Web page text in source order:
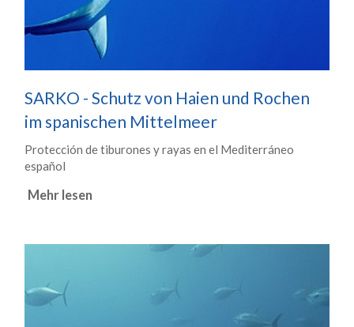
SARKO - Schutz von Haien und Rochen
im spanischen Mittelmeer
Protección de tiburones y rayas en el Mediterráneo
español
Mehr lesen